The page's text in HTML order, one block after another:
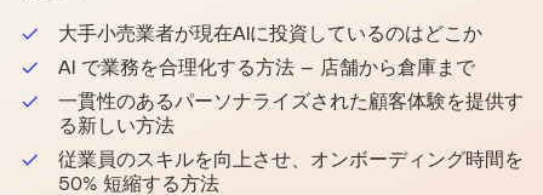
大手小売業者が現在AIに投資しているのはどこか
AI で業務を合理化する方法 — 店舗から倉庫まで
一貫性のあるパーソナライズされた顧客体験を提供す
る新しい方法
従業員のスキルを向上させ、オンボーディング時間を
50% 短縮する方法